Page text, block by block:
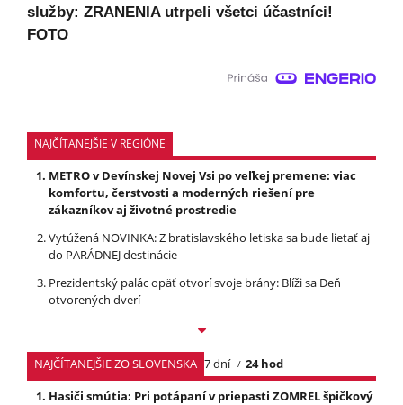
služby: ZRANENIA utrpeli všetci účastníci!
FOTO
NAJČÍTANEJŠIE V REGIÓNE
METRO v Devínskej Novej Vsi po veľkej premene: viac
komfortu, čerstvosti a moderných riešení pre
zákazníkov aj životné prostredie
Vytúžená NOVINKA: Z bratislavského letiska sa bude lietať aj
do PARÁDNEJ destinácie
Prezidentský palác opäť otvorí svoje brány: Blíži sa Deň
otvorených dverí
NAJČÍTANEJŠIE ZO SLOVENSKA 7 dní
24 hod
Hasiči smútia: Pri potápaní v priepasti ZOMREL špičkový